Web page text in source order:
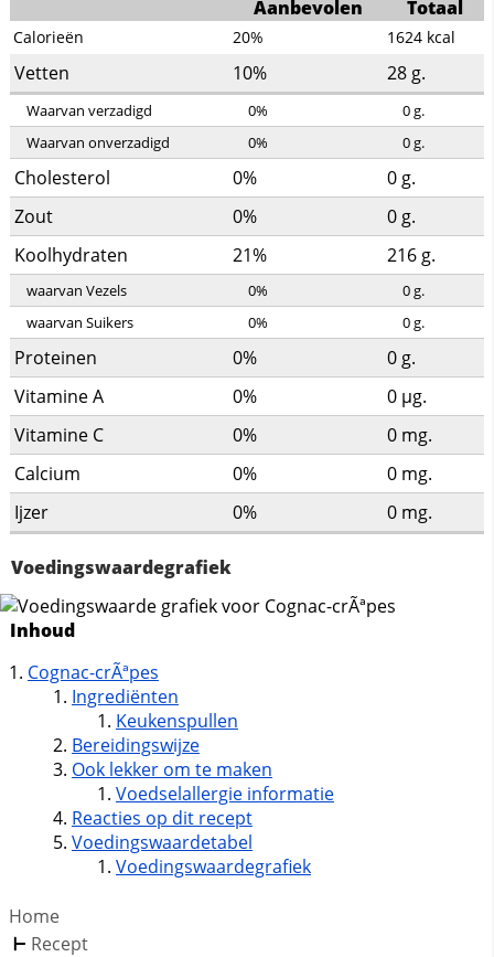
Aanbevolen Totaal
Calorieën 20% 1624 kcal
Vetten 10% 28 g.
Waarvan verzadigd 0% 0g.
Waarvan onverzadigd
0% 0g.
Cholesterol 0% 0 g.
Zout
0% 0 g.
Koolhydraten
21% 216 g.
waarvan Vezels 0% 0g.
waarvan Suikers
0% 0g.
Proteinen 0% 0 g.
Vitamine A
0% 0 µg.
Vitamine C
0% 0 mg.
Calcium
0% 0 mg.
Ijzer
0% 0 mg.
Voedingswaardegrafiek
Inhoud
Cognac-crÃªpes
Ingrediënten
Keukenspullen
Bereidingswijze
Ook lekker om te maken
Voedselallergie informatie
Reacties op dit recept
Voedingswaardetabel
Voedingswaardegrafiek
Home
Recept